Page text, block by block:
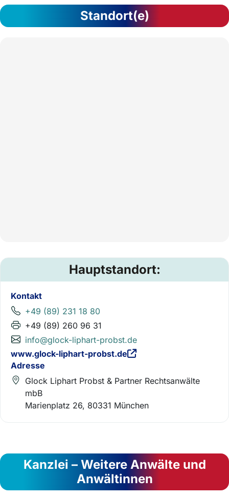
Standort(e)
Hauptstandort:
Kontakt
+49 (89) 231 18 80
+49 (89) 260 96 31
info@glock-liphart-probst.de
www.glock-liphart-probst.de
Adresse
Glock Liphart Probst & Partner Rechtsanwälte
mbB
Marienplatz 26, 80331 München
Kanzlei – Weitere Anwälte und
Anwältinnen